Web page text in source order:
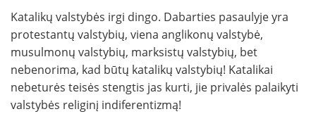
Katalikų valstybės irgi dingo. Dabarties pasaulyje yra
protestantų valstybių, viena anglikonų valstybė,
musulmonų valstybių, marksistų valstybių, bet
nebenorima, kad būtų katalikų valstybių! Katalikai
nebeturės teisės stengtis jas kurti, jie privalės palaikyti
valstybės religinį indiferentizmą!